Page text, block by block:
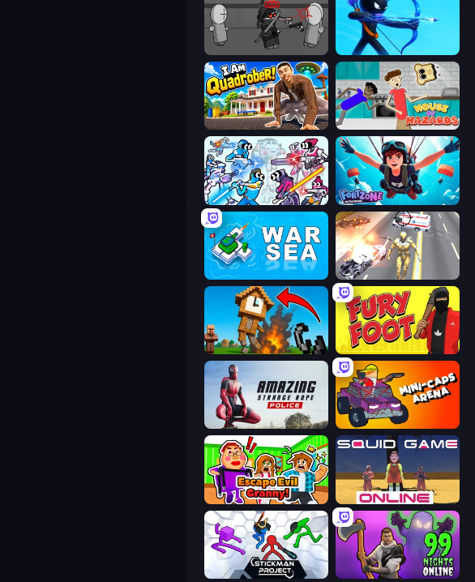
Madness Project Nexus Archers Random
I Am Quadrober! House of Hazards
Space Wars Battleground Fortzone Battle Royale
War Sea
Noob Fuse Fury Foot
Amazing Strange Rope Police Mini-Caps: Arena
Escape Evil Granny!
Stickman Project 99 Noches en el Bosque